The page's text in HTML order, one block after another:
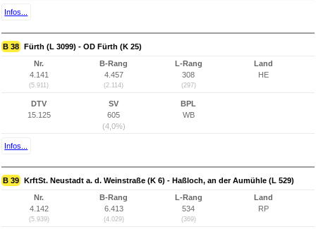
Infos...
B 38 Fürth (L 3099) - OD Fürth (K 25)
Nr.
4.141
(5.911)
B-Rang
4.457
(2.114)
L-Rang
308
(297)
Land
HE
DTV
15.125
SV
605
(4,0%)
BPL
WB
Infos...
B 39 KrftSt. Neustadt a. d. Weinstraße (K 6) - Haßloch, an der Aumühle (L 529)
Nr.
4.142
(5.939)
B-Rang
6.413
(4.029)
L-Rang
534
(369)
Land
RP